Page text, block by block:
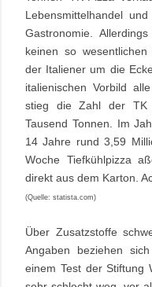
Lebensmittelhandel
Gastronomie.
keinen so
der Italiener um die
italienischen Vorbild
stieg die Zahl der TK
Tausend Tonnen. Im
14 Jahre rund 3,59
Woche Tiefkühlpizza
direkt aus dem Karton.
(Quelle: statista.com)
Über Zusatzstoffe
Angaben beziehen
einem Test der Stiftung